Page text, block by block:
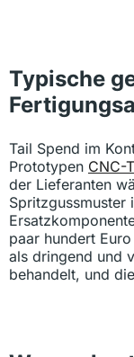
Typische
Tail Spend im
Prototypen CNC-
der Lieferanten
Spritzgussmuster
paar hundert
als dringend und
behandelt, und